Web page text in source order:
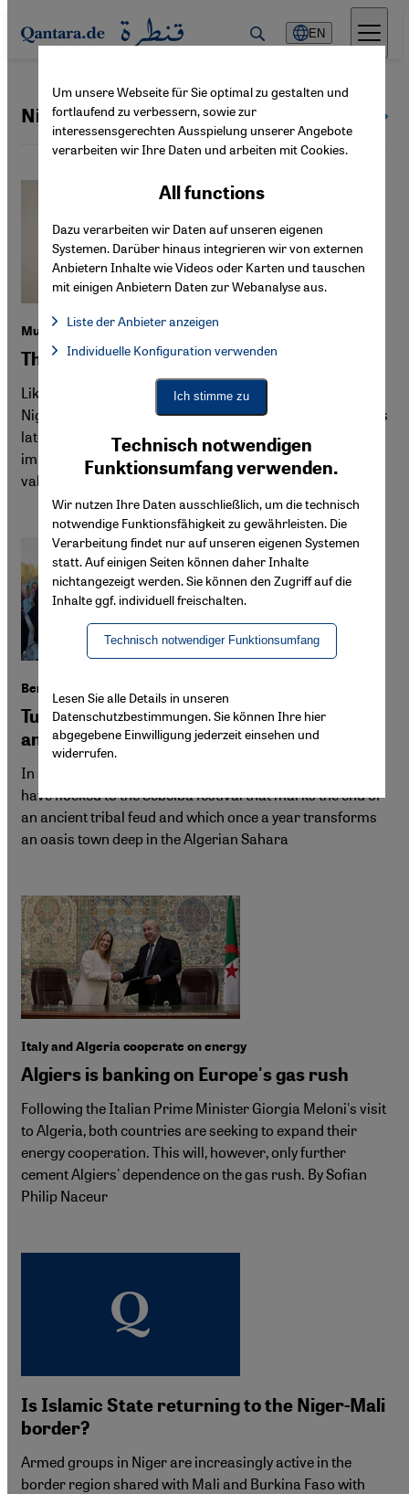
Direkt zum Inhalt springen
EN
Niger
Music from Niger: Bombino's album 'Sahel'
The musical expression of a people's pain
Like many Tamasheq musicians and many of his people,
Niger-born Bombino has spent a lot of time in exile. On his
latest album, "Sahel", he sings of the pain of exile and the
importance for a people of holding on to its culture and
values
Berber ritual survives millennia
Tuareg flock to Algerian desert oasis for
ancient festival
In a riot of colour, music and dance, thousands of Tuareg
have flocked to the Sebeiba festival that marks the end of
an ancient tribal feud and which once a year transforms
an oasis town deep in the Algerian Sahara
Italy and Algeria cooperate on energy
Algiers is banking on Europe's gas rush
Following the Italian Prime Minister Giorgia Meloni's visit
to Algeria, both countries are seeking to expand their
energy cooperation. This will, however, only further
cement Algiers' dependence on the gas rush. By Sofian
Philip Naceur
Is Islamic State returning to the Niger-Mali
border?
Armed groups in Niger are increasingly active in the
border region shared with Mali and Burkina Faso with
Um unsere Webseite für Sie optimal zu gestalten und
fortlaufend zu verbessern, sowie zur
interessensgerechten Ausspielung unserer Angebote
verarbeiten wir Ihre Daten und arbeiten mit Cookies.
Technisch notwendigen
Funktionsumfang verwenden.
Wir nutzen Ihre Daten ausschließlich, um die technisch
notwendige Funktionsfähigkeit zu gewährleisten. Die
Verarbeitung findet nur auf unseren eigenen Systemen
statt. Auf einigen Seiten können daher Inhalte
nichtangezeigt werden. Sie können den Zugriff auf die
Inhalte ggf. individuell freischalten.
Technisch notwendiger Funktionsumfang
All functions
Dazu verarbeiten wir Daten auf unseren eigenen
Systemen. Darüber hinaus integrieren wir von externen
Anbietern Inhalte wie Videos oder Karten und tauschen
mit einigen Anbietern Daten zur Webanalyse aus.
Liste der Anbieter anzeigen
Facebook Embed / Facebook Connect, Google Maps Embed,
Facebook Embed / Facebook Connect
Google Maps Embed
Individuelle Konfiguration verwenden
Ich stimme zu
Lesen Sie alle Details in unseren
Datenschutzbestimmungen. Sie können Ihre hier
abgegebene Einwilligung jederzeit einsehen und
widerrufen.